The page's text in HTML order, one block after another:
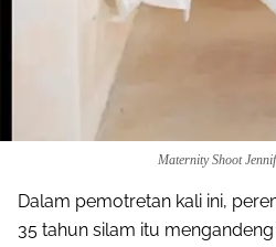
Maternity Shoot
Dalam pemotretan kali ini,
35 tahun silam itu